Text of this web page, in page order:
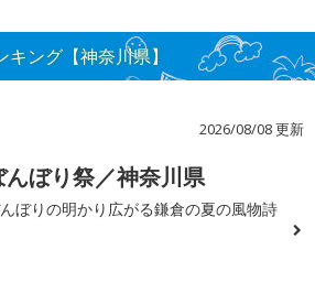
ング【神奈川県】
2026/08/08 更新
んぼり祭／神奈川県
ぼりの明かり広がる鎌倉の夏の風物詩